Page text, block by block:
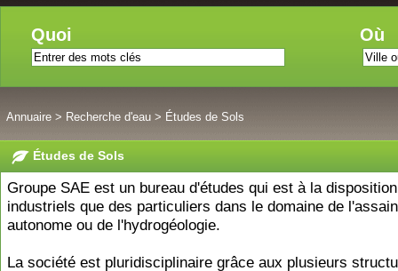
Quoi Où
Annuaire > Recherche d'eau > Études de Sols
Études de Sols
Groupe SAE est un bureau d'études qui est à la
industriels que des particuliers dans le domaine de
autonome ou de l'hydrogéologie.
La société est pluridisciplinaire grâce aux plusieurs